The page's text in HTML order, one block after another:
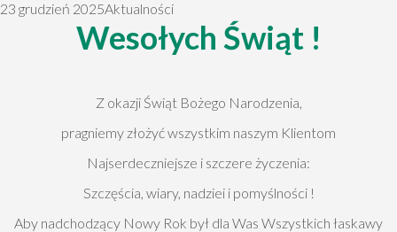
23 grudzień 2025Aktualności
Wesołych Świąt !
Z okazji Świąt Bożego Narodzenia,
pragniemy złożyć wszystkim naszym Klientom
Najserdeczniejsze i szczere życzenia:
Szczęścia, wiary, nadziei i pomyślności !
Aby nadchodzący Nowy Rok był dla Was Wszystkich łaskawy